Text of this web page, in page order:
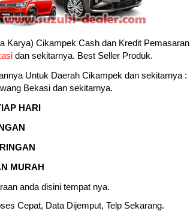
Karya) Cikampek Cash dan Kredit Pemasaran
dan sekitarnya. Best Seller Produk.
Untuk Daerah Cikampek dan sekitarnya :
Bekasi dan sekitarnya.
HARI
MURAH
anda disini tempat nya.
Cepat, Data Dijemput, Telp Sekarang.